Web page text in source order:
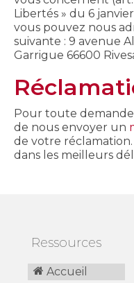
Libertés » du 6
vous pouvez nous
suivante : 9 avenue
Garrigue 66600
Pour toute demande
de nous envoyer un
de votre
dans les meilleurs
Ressources
Accueil